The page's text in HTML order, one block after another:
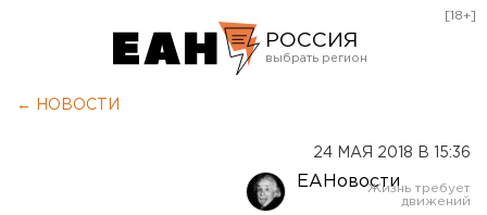
РОССИЯ
Оренбург
[18+]
← НОВОСТИ
24 МАЯ 2018 В 15:36
ЕАНовости